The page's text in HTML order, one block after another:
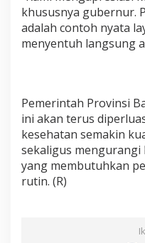
khususnya gubernur.
adalah contoh nyata
menyentuh langsung
Pemerintah Provinsi
ini akan terus
kesehatan semakin
sekaligus mengurangi
yang membutuhkan
rutin. (R)